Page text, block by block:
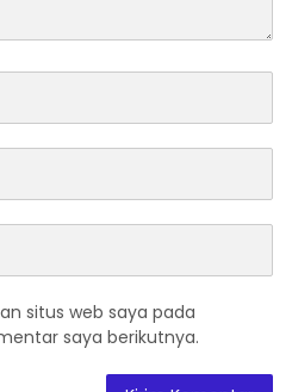
situs web saya pada
saya berikutnya.